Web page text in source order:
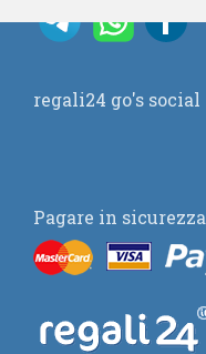
regali24 go's social
Pagare in sicurezza